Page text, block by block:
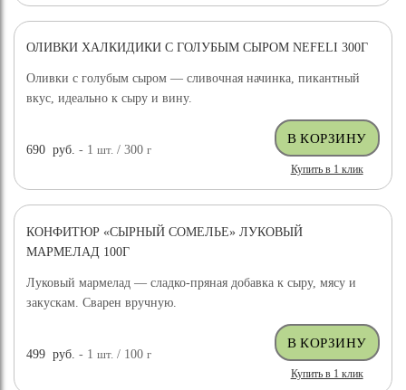
ОЛИВКИ ХАЛКИДИКИ С ГОЛУБЫМ СЫРОМ NEFELI 300Г
Оливки с голубым сыром — сливочная начинка, пикантный
вкус, идеально к сыру и вину.
690 руб. - 1шт. / 300г
Купить в 1 клик
КОНФИТЮР «СЫРНЫЙ СОМЕЛЬЕ» ЛУКОВЫЙ
МАРМЕЛАД 100Г
Луковый мармелад — сладко-пряная добавка к сыру, мясу и
закускам. Сварен вручную.
499 руб. - 1шт. / 100г
Купить в 1 клик